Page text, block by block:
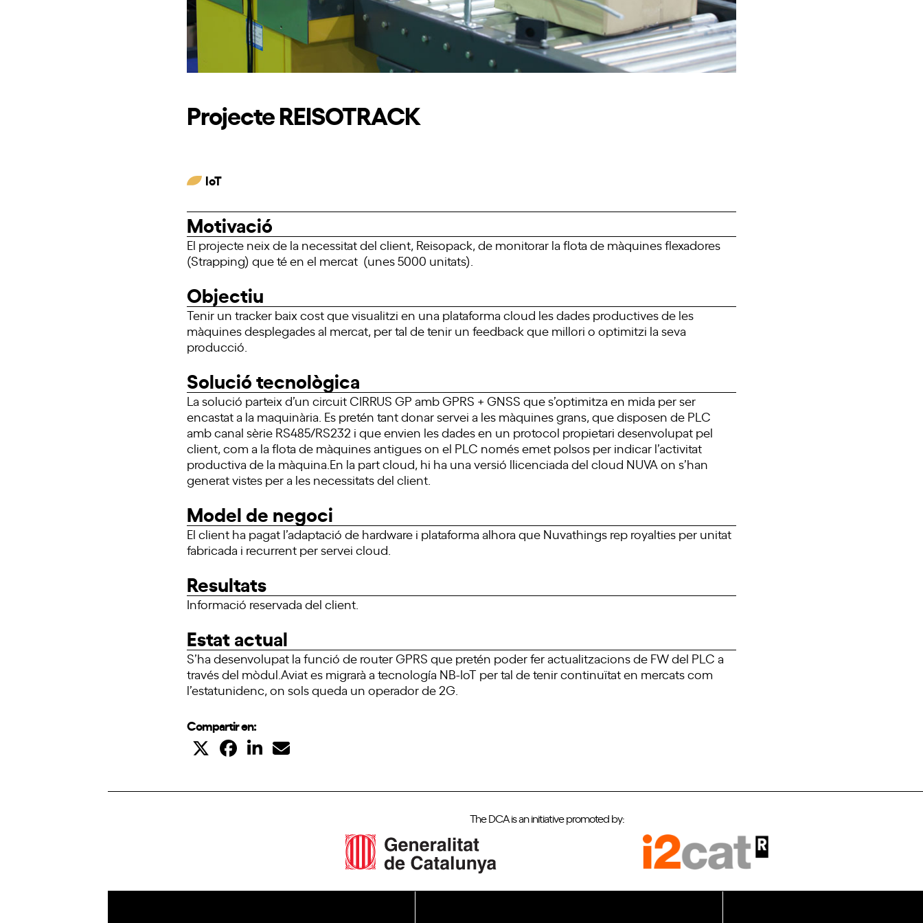
Projecte REISOTRACK
IoT
Motivació
El projecte neix de la necessitat del client, Reisopack, de monitorar la flota de màquines flexadores
(Strapping) que té en el mercat (unes 5000 unitats).
Objectiu
Tenir un tracker baix cost que visualitzi en una plataforma cloud les dades productives de les
màquines desplegades al mercat, per tal de tenir un feedback que millori o optimitzi la seva
producció.
Solució tecnològica
La solució parteix d’un circuit CIRRUS GP amb GPRS + GNSS que s’optimitza en mida per ser
encastat a la maquinària. Es pretén tant donar servei a les màquines grans, que disposen de PLC
amb canal sèrie RS485/RS232 i que envien les dades en un protocol propietari desenvolupat pel
client, com a la flota de màquines antigues on el PLC només emet polsos per indicar l’activitat
productiva de la màquina.En la part cloud, hi ha una versió llicenciada del cloud NUVA on s’han
generat vistes per a les necessitats del client.
Model de negoci
El client ha pagat l’adaptació de hardware i plataforma alhora que Nuvathings rep royalties per unitat
fabricada i recurrent per servei cloud.
Resultats
Informació reservada del client.
Estat actual
S’ha desenvolupat la funció de router GPRS que pretén poder fer actualitzacions de FW del PLC a
través del mòdul.Aviat es migrarà a tecnología NB-IoT per tal de tenir continuïtat en mercats com
l’estatunidenc, on sols queda un operador de 2G.
Compartir en:
The DCA is an initiative promoted by: